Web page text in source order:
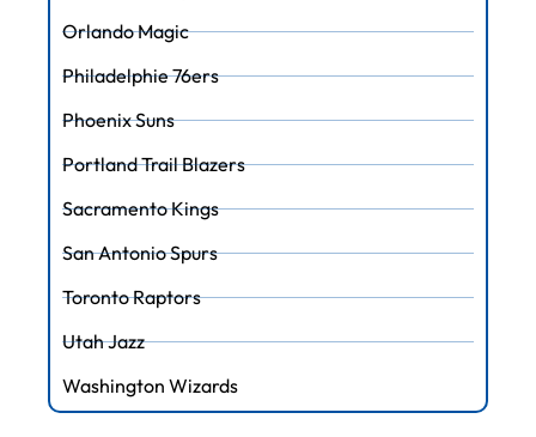
Orlando Magic
Philadelphie 76ers
Phoenix Suns
Portland Trail Blazers
Sacramento Kings
San Antonio Spurs
Toronto Raptors
Utah Jazz
Washington Wizards